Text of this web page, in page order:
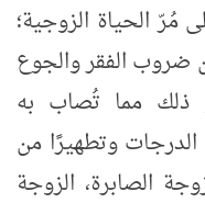
الحياة الزوجية؛
ضروب الفقر والجوع
ذلك مما تُصاب به
الدرجات وتطهيرًا من
الصابرة، الزوجة